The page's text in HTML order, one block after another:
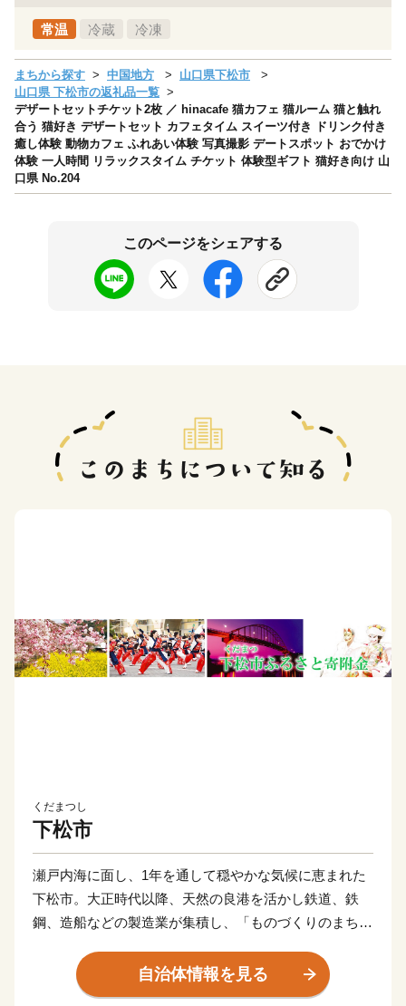
常温 冷蔵 冷凍
まちから探す 中国地方
山口県下松市
山口県 下松市の返礼品一覧
デザートセットチケット2枚 ／ hinacafe 猫カフェ 猫ルーム 猫と触れ
合う 猫好き デザートセット カフェタイム スイーツ付き ドリンク付き
癒し体験 動物カフェ ふれあい体験 写真撮影 デートスポット おでかけ
体験 一人時間 リラックスタイム チケット 体験型ギフト 猫好き向け 山
口県 No.204
このページをシェアする
くだまつし
下松市
瀬戸内海に面し、1年を通して穏やかな気候に恵まれた
下松市。大正時代以降、天然の良港を活かし鉄道、鉄
鋼、造船などの製造業が集積し、「ものづくりのまち」
が進み、商業施設がコンパクトに集約しており「住みよ
い」まちとして評価されています。
自治体情報を見る